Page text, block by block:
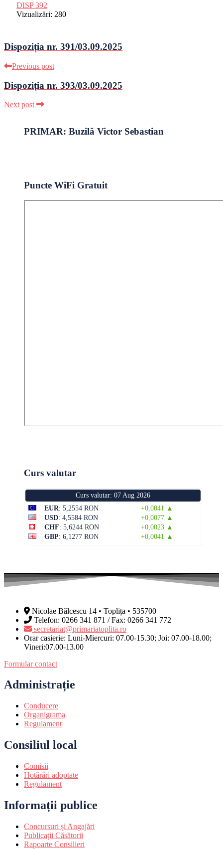
DISP 392
Vizualizări: 280
Dispoziția nr. 391/03.09.2025
Previous post
Dispoziția nr. 393/03.09.2025
Next post
PRIMAR: Buzilă Victor Sebastian
Puncte WiFi Gratuit
Curs valutar
Curs valutar: 07 Aug 2026
EUR: 5,2554 RON
+0,0041 ▲
USD: 4,5584 RON
+0,0077 ▲
CHF: 5,6244 RON
+0,0023 ▲
GBP: 6,1277 RON +0,0041 ▲
Nicolae Bălcescu 14 • Toplița • 535700
Telefon: 0266 341 871 / Fax: 0266 341 772
secretariat@primariatoplita.ro
Orar casierie: Luni-Miercuri: 07.00-15.30; Joi: 07.00-18.00;
Vineri:07.00-13.00
Formular contact
Administrație
Conducere
Organigrama
Regulament
Consiliul local
Comisii
Hotărâri adoptate
Regulament
Informații publice
Concursuri și Angajări
Publicații Căsătorii
Rapoarte Consilieri